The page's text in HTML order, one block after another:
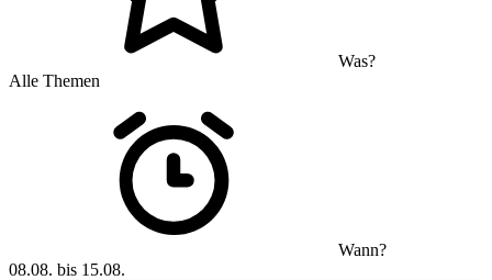
Was?
Alle Themen
Wann?
08.08. bis 15.08.